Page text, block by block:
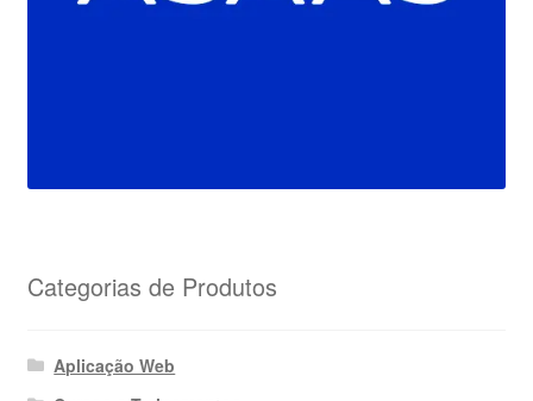
Categorias de Produtos
Aplicação Web